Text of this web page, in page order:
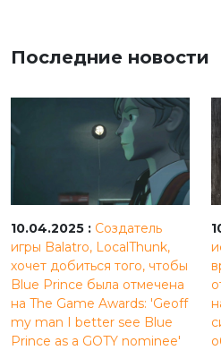
Последние новости
10.04.2025 : Создатель
игры Balatro, LocalThunk,
хочет добиться того, чтобы
Blue Prince была отмечена
на The Game Awards: 'Geoff
my man I better see Blue
Prince as a GOTY nominee'